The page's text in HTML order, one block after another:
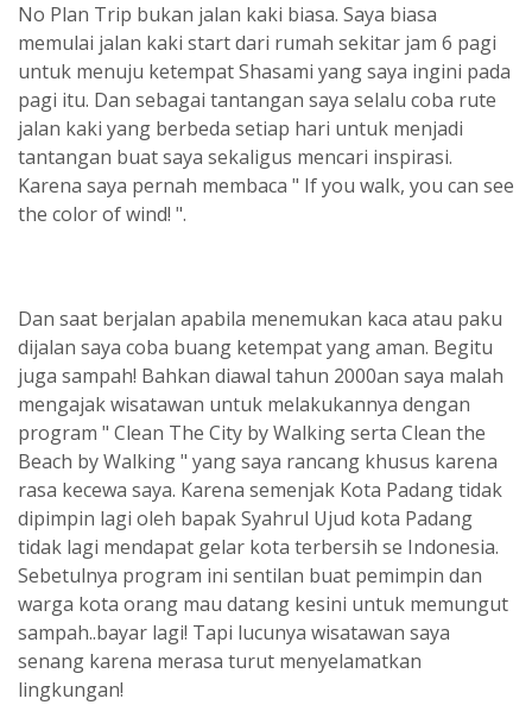
No Plan Trip bukan jalan kaki biasa. Saya biasa
memulai jalan kaki start dari rumah sekitar jam 6 pagi
untuk menuju ketempat Shasami yang saya ingini pada
pagi itu. Dan sebagai tantangan saya selalu coba rute
jalan kaki yang berbeda setiap hari untuk menjadi
tantangan buat saya sekaligus mencari inspirasi.
Karena saya pernah membaca " If you walk, you can see
the color of wind! ".
Dan saat berjalan apabila menemukan kaca atau paku
dijalan saya coba buang ketempat yang aman. Begitu
juga sampah! Bahkan diawal tahun 2000an saya malah
mengajak wisatawan untuk melakukannya dengan
program " Clean The City by Walking serta Clean the
Beach by Walking " yang saya rancang khusus karena
rasa kecewa saya. Karena semenjak Kota Padang tidak
dipimpin lagi oleh bapak Syahrul Ujud kota Padang
tidak lagi mendapat gelar kota terbersih se Indonesia.
Sebetulnya program ini sentilan buat pemimpin dan
warga kota orang mau datang kesini untuk memungut
sampah..bayar lagi! Tapi lucunya wisatawan saya
senang karena merasa turut menyelamatkan
lingkungan!